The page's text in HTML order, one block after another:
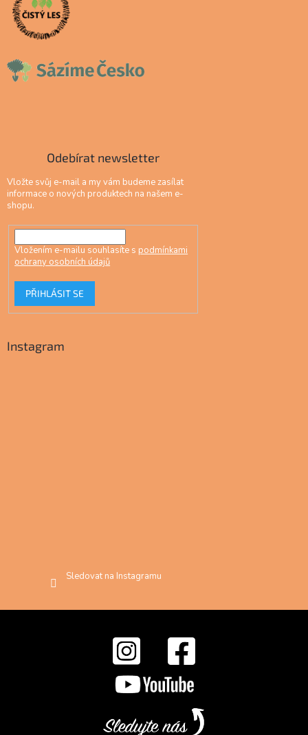
Odebírat newsletter
Vložte svůj e-mail a my vám budeme zasílat
informace o nových produktech na našem e-
shopu.
Vložením e-mailu souhlasíte s podmínkami
ochrany osobních údajů
PŘIHLÁSIT SE
Instagram
Sledovat na Instagramu